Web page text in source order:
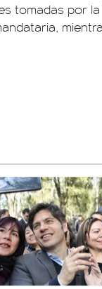
tomadas por la